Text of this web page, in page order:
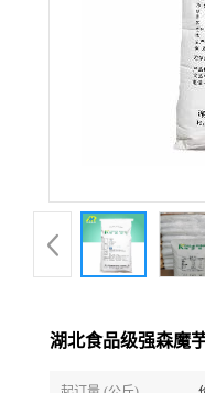
湖北食品级强森魔